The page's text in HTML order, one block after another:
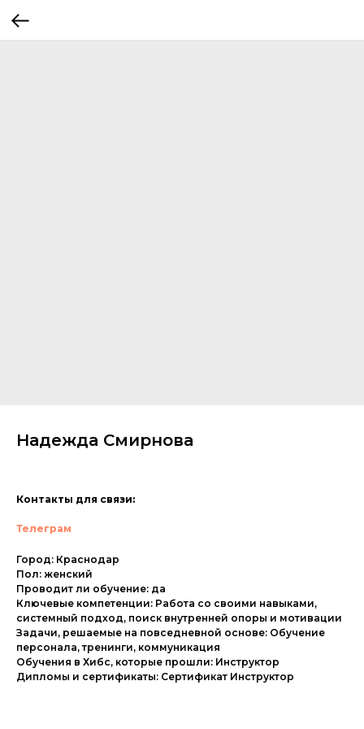
Надежда Смирнова
Контакты для связи:
Телеграм
Город: Краснодар
Пол: женский
Проводит ли обучение: да
Ключевые компетенции: Работа со своими навыками,
системный подход, поиск внутренней опоры и мотивации
Задачи, решаемые на повседневной основе: Обучение
персонала, тренинги, коммуникация
Обучения в Хибс, которые прошли: Инструктор
Дипломы и сертификаты: Сертификат Инструктор